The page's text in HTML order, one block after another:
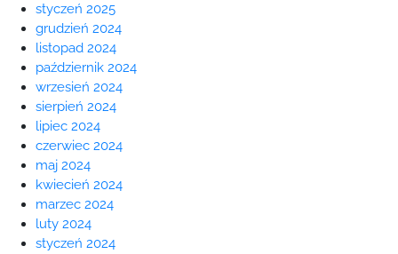
styczeń 2025
grudzień 2024
listopad 2024
październik 2024
wrzesień 2024
sierpień 2024
lipiec 2024
czerwiec 2024
maj 2024
kwiecień 2024
marzec 2024
luty 2024
styczeń 2024